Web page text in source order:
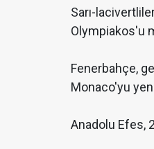
Sarı-
Olympiakos'u
Fenerbahçe,
Monaco'yu
Anadolu Efes,